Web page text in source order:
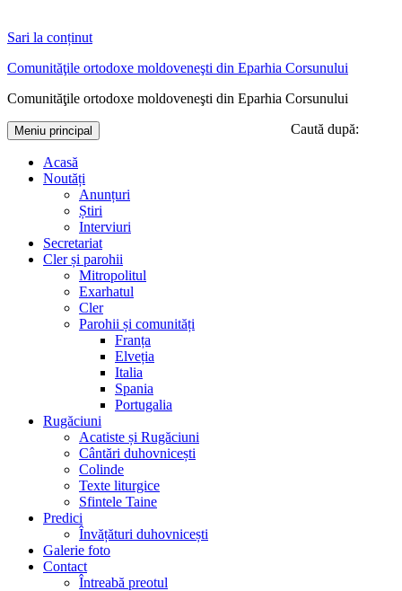
Sari la conținut
Comunităţile ortodoxe moldoveneşti din Eparhia Corsunului
Comunităţile ortodoxe moldoveneşti din Eparhia Corsunului
Meniu principal
Acasă
Noutăți
Anunțuri
Știri
Interviuri
Secretariat
Cler și parohii
Mitropolitul
Exarhatul
Cler
Parohii și comunități
Franța
Elveția
Italia
Spania
Portugalia
Rugăciuni
Acatiste și Rugăciuni
Cântări duhovnicești
Colinde
Texte liturgice
Sfintele Taine
Predici
Învățături duhovnicești
Galerie foto
Contact
Întreabă preotul
Caută după: